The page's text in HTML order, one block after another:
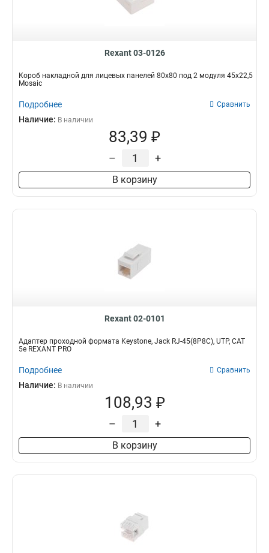
Rexant 03-0126
Короб накладной для лицевых панелей 80х80 под 2 модуля 45х22,5
Mosaic
Подробнее Сравнить
Наличие: В наличии
83,39 ₽
– +
В корзину
Rexant 02-0101
Адаптер проходной формата Keystone, Jack RJ-45(8P8C), UTP, CAT
5e REXANT PRO
Подробнее Сравнить
Наличие: В наличии
108,93 ₽
– +
В корзину